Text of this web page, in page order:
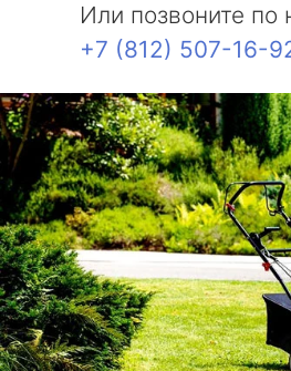
Или позвоните по
+7 (812) 507-16-